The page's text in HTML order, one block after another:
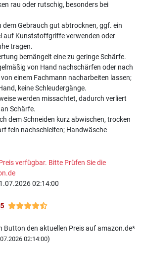
rau oder rutschig, besonders bei
dem Gebrauch gut abtrocknen, ggf. ein
auf Kunststoffgriffe verwenden oder
tragen.
bemängelt eine zu geringe Schärfe.
von Hand nachschärfen oder nach
einem Fachmann nacharbeiten lassen;
keine Schleudergänge.
werden missachtet, dadurch verliert
Schärfe.
dem Schneiden kurz abwischen, trocken
fein nachschleifen; Handwäsche
verfügbar. Bitte Prüfen Sie die
02:14:00
Button den aktuellen Preis auf amazon.de*
02:14:00)